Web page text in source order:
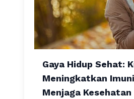
Gaya Hidup Sehat:
Meningkatkan
Menjaga Kesehatan